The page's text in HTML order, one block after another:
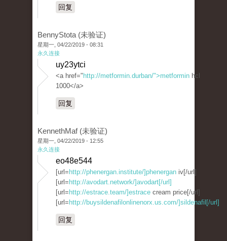
回复
BennyStota (未验证)
星期一, 04/22/2019 - 08:31
永久连接
uy23ytci
<a href=" http://metformin.durban/">metformin hcl
1000</a>
回复
KennethMaf (未验证)
星期一, 04/22/2019 - 12:55
永久连接
eo48e544
[url= http://phenergan.institute/]phenergan iv[/url]
[url= http://avodart.network/]avodart[/url]
[url= http://estrace.team/]estrace cream price[/url]
[url= http://buysildenafilonlinenorx.us.com/]sildenafil[/url]
回复